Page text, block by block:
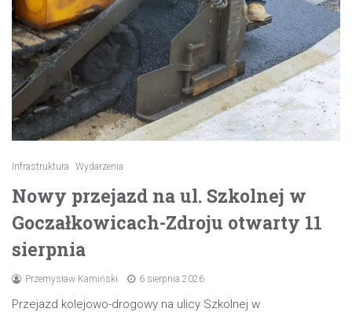
Infrastruktura Wydarzenia
Nowy przejazd na ul. Szkolnej w
Goczałkowicach-Zdroju otwarty 11
sierpnia
Przemysław Kamiński 6 sierpnia 2026
Przejazd kolejowo-drogowy na ulicy Szkolnej w